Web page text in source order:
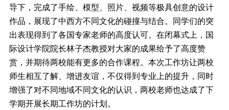
导下，完成了手绘、模型、照片、视频等极具创意的设计
作品，展现了中西方不同文化的碰撞与结合。同学们的突
出表现得到了各国专家老师的高度认可。在闭幕式上，国
际设计学院院长林子杰教授对大家的成果给予了高度赞
赏，并期待两校能有更多的合作课程。本次工作坊让两校
师生相互了解、增进友谊，不仅得到专业上的提升，同时
增强了对不同地域不同文化的认识，两校老师也达成了下
学期开展长期工作坊的计划。